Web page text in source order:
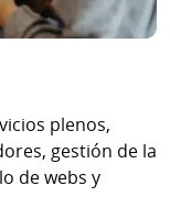
plenos,
gestión de la
de webs y